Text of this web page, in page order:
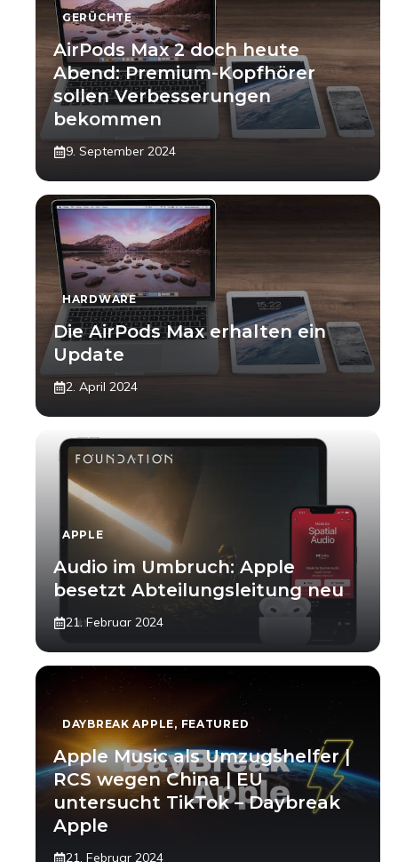
GERÜCHTE
AirPods Max 2 doch heute
Abend: Premium-Kopfhörer
sollen Verbesserungen
bekommen
9. September 2024
HARDWARE
Die AirPods Max erhalten ein
Update
2. April 2024
APPLE
Audio im Umbruch: Apple
besetzt Abteilungsleitung neu
21. Februar 2024
DAYBREAK APPLE, FEATURED
Apple Music als Umzugshelfer |
RCS wegen China | EU
untersucht TikTok – Daybreak
Apple
21. Februar 2024